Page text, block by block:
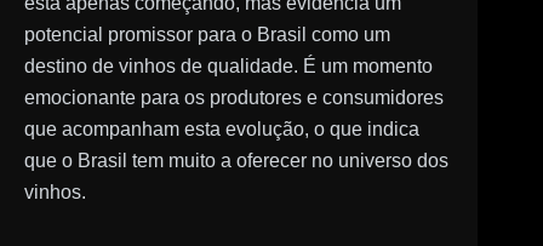
potencial promissor para o Brasil como um
destino de vinhos de qualidade. É um momento
emocionante para os produtores e consumidores
que acompanham esta evolução, o que indica
que o Brasil tem muito a oferecer no universo dos
vinhos.